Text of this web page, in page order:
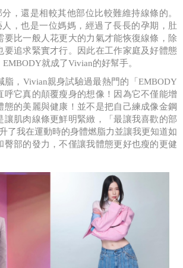
，還是相較其他部位比較難維持線條的。
，也是一位媽媽，經過了長長的孕期，肚
要比一般人花更大的力氣才能恢復線條，除
要追求緊實才行。因此在工作家庭及好體態
EMBODY就成了Vivian的好幫手。
， Vivian親身試驗過最熱門的「 EMBODY
呼它真的顛覆瘦身的想像！因為它不僅能增
態的美麗與健康！並不是把自己練成像金鋼
讓肌肉線條更鮮明緊緻，「最讓我喜歡的部
了我在運動時的身體燃脂力並讓我更知道如
臀部的發力，不僅讓我體態更好也瘦的更健